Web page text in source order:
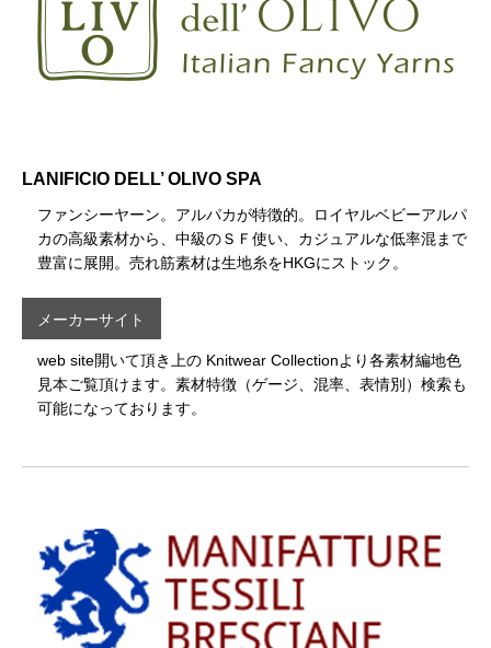
LANIFICIO DELL’ OLIVO SPA
ファンシーヤーン。アルパカが特徴的。ロイヤルベビーアルパ
カの高級素材から、中級のＳＦ使い、カジュアルな低率混まで
豊富に展開。売れ筋素材は生地糸をHKGにストック。
メーカーサイト
web site開いて頂き上の Knitwear Collectionより各素材編地色
見本ご覧頂けます。素材特徴（ゲージ、混率、表情別）検索も
可能になっております。